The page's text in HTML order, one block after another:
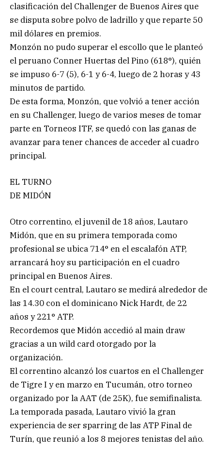
clasificación del Challenger de Buenos Aires que
se disputa sobre polvo de ladrillo y que reparte 50
mil dólares en premios.
Monzón no pudo superar el escollo que le planteó
el peruano Conner Huertas del Pino (618°), quién
se impuso 6-7 (5), 6-1 y 6-4, luego de 2 horas y 43
minutos de partido.
De esta forma, Monzón, que volvió a tener acción
en su Challenger, luego de varios meses de tomar
parte en Torneos ITF, se quedó con las ganas de
avanzar para tener chances de acceder al cuadro
principal.
EL TURNO
DE MIDÓN
Otro correntino, el juvenil de 18 años, Lautaro
Midón, que en su primera temporada como
profesional se ubica 714° en el escalafón ATP,
arrancará hoy su participación en el cuadro
principal en Buenos Aires.
En el court central, Lautaro se medirá alrededor de
las 14.30 con el dominicano Nick Hardt, de 22
años y 221° ATP.
Recordemos que Midón accedió al main draw
gracias a un wild card otorgado por la
organización.
El correntino alcanzó los cuartos en el Challenger
de Tigre I y en marzo en Tucumán, otro torneo
organizado por la AAT (de 25K), fue semifinalista.
La temporada pasada, Lautaro vivió la gran
experiencia de ser sparring de las ATP Final de
Turín, que reunió a los 8 mejores tenistas del año.